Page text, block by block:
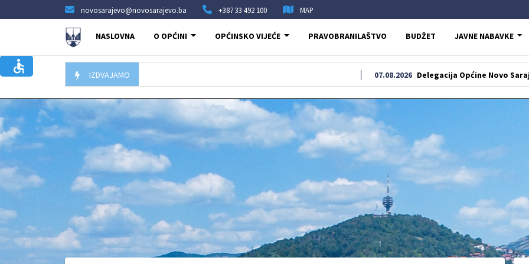
novosarajevo@novosarajevo.ba +387 33 492 100 MAP
NASLOVNA O OPĆINI OPĆINSKO VIJEĆE PRAVOBRANILAŠTVO BUDŽET JAVNE NABAVKE
IZDVAJAMO Delegacija Općine Novo Sarajevo